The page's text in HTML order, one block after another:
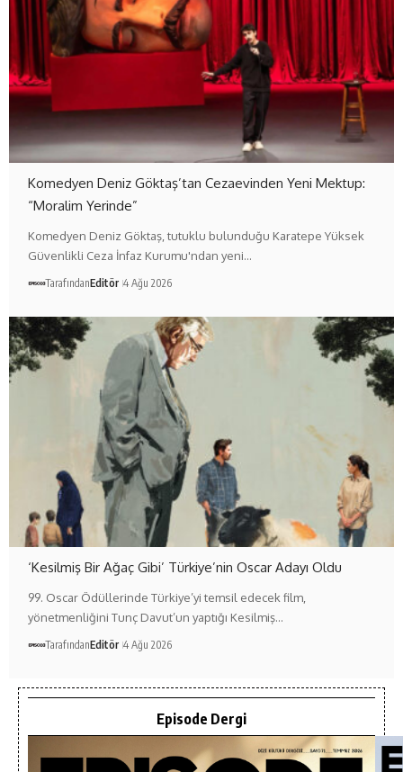
Komedyen Deniz Göktaş’tan Cezaevinden Yeni Mektup:
“Moralim Yerinde”
Komedyen Deniz Göktaş, tutuklu bulunduğu Karatepe Yüksek
Güvenlikli Ceza İnfaz Kurumu'ndan yeni…
TarafındanEditör 4 Ağu 2026
‘Kesilmiş Bir Ağaç Gibi’ Türkiye’nin Oscar Adayı Oldu
99. Oscar Ödüllerinde Türkiye’yi temsil edecek film,
yönetmenliğini Tunç Davut’un yaptığı Kesilmiş…
TarafındanEditör 4 Ağu 2026
Episode Dergi